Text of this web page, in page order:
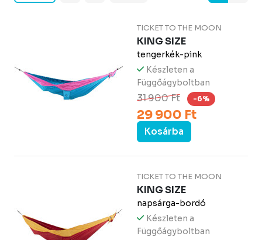
TICKET TO THE MOON
KING SIZE
tengerkék-pink
Készleten a
Függőágyboltban
31 900 Ft -6%
29 900 Ft
Kosárba
TICKET TO THE MOON
KING SIZE
napsárga-bordó
Készleten a
Függőágyboltban